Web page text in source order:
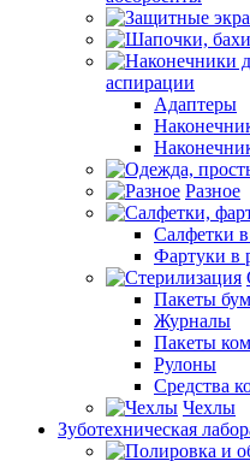
аспирации
Адаптеры
Разное
Салфетки
Фартуки в
Пакеты
Журналы
Пакеты
Рулоны
Средства
Чехлы
Зуботехническая